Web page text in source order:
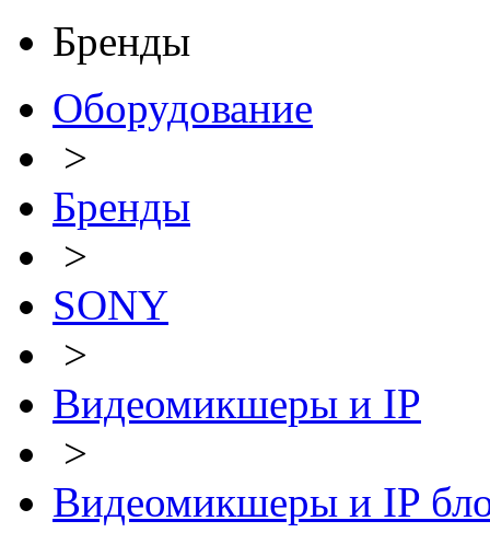
Бренды
Оборудование
>
Бренды
>
SONY
>
Видеомикшеры и IP
>
Видеомикшеры и IP